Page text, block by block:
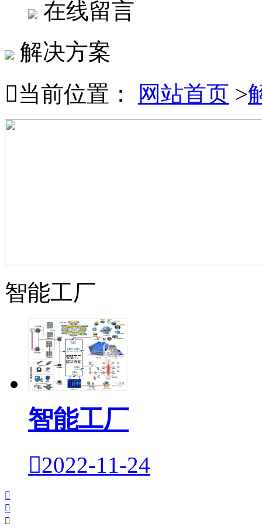
在线留言
解决方案
当前位置： 网站首页 >
智能工厂
智能工厂
2022-11-24


